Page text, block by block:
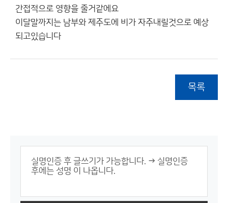
간접적으로 영향을 줄거같에요
이달말까지는 남부와 제주도에 비가 자주내릴것으로 예상
되고있습니다
목록